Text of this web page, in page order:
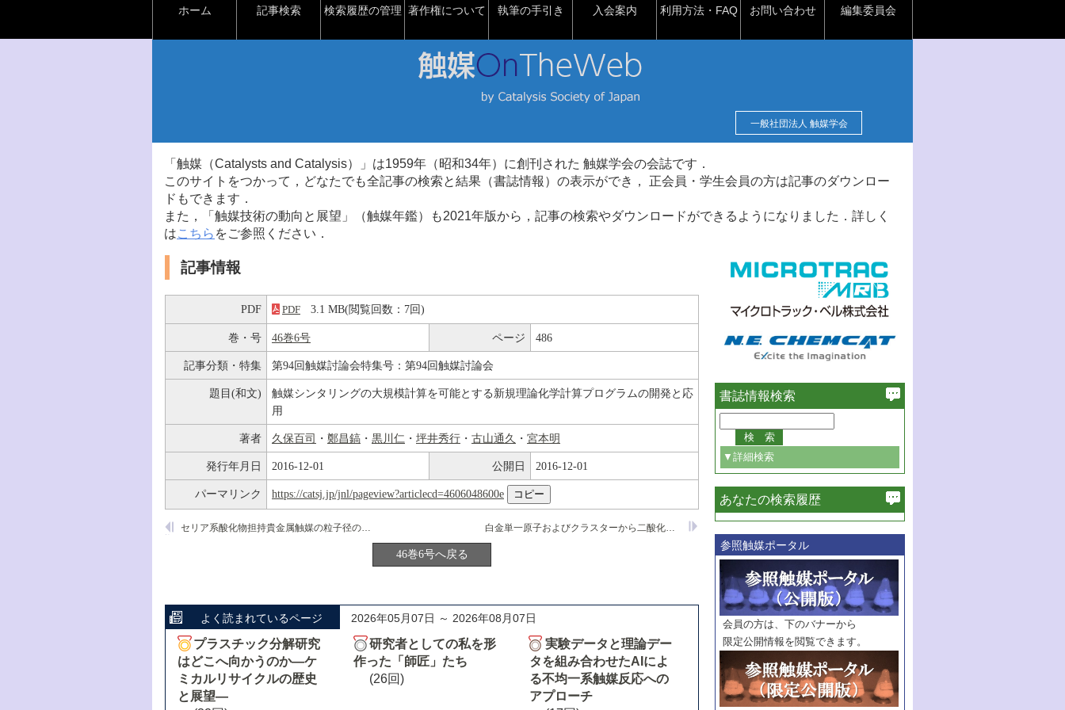
ホーム 記事検索 検索履歴の管理 著作権について 執筆の手引き 入会案内 利用方法・FAQ お問い合わせ 編集委員会
一般社団法人 触媒学会
「触媒（Catalysts and Catalysis）」は1959年（昭和34年）に創刊された 触媒学会の会誌です．
このサイトをつかって，どなたでも全記事の検索と結果（書誌情報）の表示ができ， 正会員・学生会員の方は記事のダウンロー
ドもできます．
また，「触媒技術の動向と展望」（触媒年鑑）も2021年版から，記事の検索やダウンロードができるようになりました．詳しく
はこちら をご参照ください．
記事情報
PDF PDF 3.1 MB(閲覧回数：7回)
巻・号 46巻6号 ページ 486
記事分類・特集 第94回触媒討論会特集号：第94回触媒討論会
題目(和文)
触媒シンタリングの大規模計算を可能とする新規理論化学計算プログラムの開発と応
用
著者 久保百司 ・ 鄭昌鎬 ・ 黒川仁 ・ 坪井秀行 ・ 古山通久 ・ 宮本明
発行年月日 2016-12-01 公開日 2016-12-01
パーマリンク https://catsj.jp/jnl/pageview?articlecd=4606048600e
白金単一原子およびクラスターから二酸化チタンへの電荷移動のケルビン力顕微鏡による観察
セリア系酸化物担持貴金属触媒の粒子径の評価
46巻6号へ戻る
よく読まれているページ 2026年05月07日 ～ 2026年08月07日
プラスチック分解研究
はどこへ向かうのか―ケ
ミカルリサイクルの歴史
と展望―
研究者としての私を形
作った「師匠」たち
(26回)
実験データと理論デー
タを組み合わせたAIによ
る不均一系触媒反応への
アプローチ
書誌情報検索
▼詳細検索
必ず含む
巻・号指定
巻
号
範囲指定
巻
号～
巻
号
触媒年鑑
年度
記事種別
マーク：
マークあり
あなたの検索履歴
参照触媒ポータル
会員の方は、下のバナーから
限定公開情報を閲覧できます。